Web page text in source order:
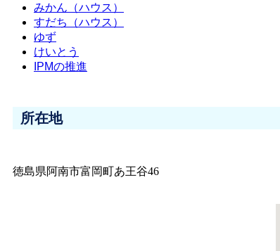
みかん（ハウス）
すだち（ハウス）
ゆず
けいとう
IPMの推進
所在地
徳島県阿南市富岡町あ王谷46